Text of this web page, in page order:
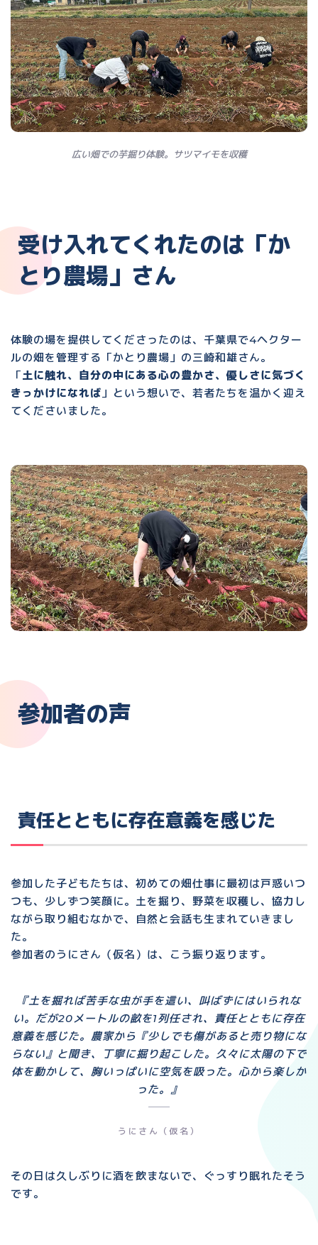
広い畑での芋掘り体験。サツマイモを収穫
受け入れてくれたのは「か
とり農場」さん
体験の場を提供してくださったのは、千葉県で4ヘクター
ルの畑を管理する「かとり農場」の三崎和雄さん。
「土に触れ、自分の中にある心の豊かさ、優しさに気づく
きっかけになれば 」という想いで、若者たちを温かく迎え
てくださいました。
参加者の声
責任とともに存在意義を感じた
参加した子どもたちは、初めての畑仕事に最初は戸惑いつ
つも、少しずつ笑顔に。土を掘り、野菜を収穫し、協力し
ながら取り組むなかで、自然と会話も生まれていきまし
た。
参加者のうにさん（仮名）は、こう振り返ります。
土を掘れば苦手な虫が手を這い、叫ばずにはいられな
い。だが20メートルの畝を1列任され、責任とともに存在
意義を感じた。農家から『少しでも傷があると売り物にな
らない』と聞き、丁寧に掘り起こした。久々に太陽の下で
体を動かして、胸いっぱいに空気を吸った。心から楽しか
った。
うにさん（仮名）
その日は久しぶりに酒を飲まないで、ぐっすり眠れたそう
です。